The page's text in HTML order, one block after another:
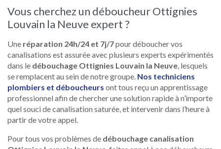
Vous cherchez un déboucheur Ottignies
Louvain la Neuve expert ?
Une réparation 24h/24 et 7j/7pour déboucher vos
canalisations est assurée avec plusieurs experts expérimentés
dans le débouchage Ottignies Louvain la Neuve , lesquels
se remplacent au sein de notre groupe. Nos techniciens
plombiers et déboucheurs ont tous reçu un apprentissage
professionnel afin de chercher une solution rapide à n’importe
quel souci de canalisation saturée, et intervenir dans l’heure à
partir de votre appel.
Pour tous vos problèmes de débouchage canalisation